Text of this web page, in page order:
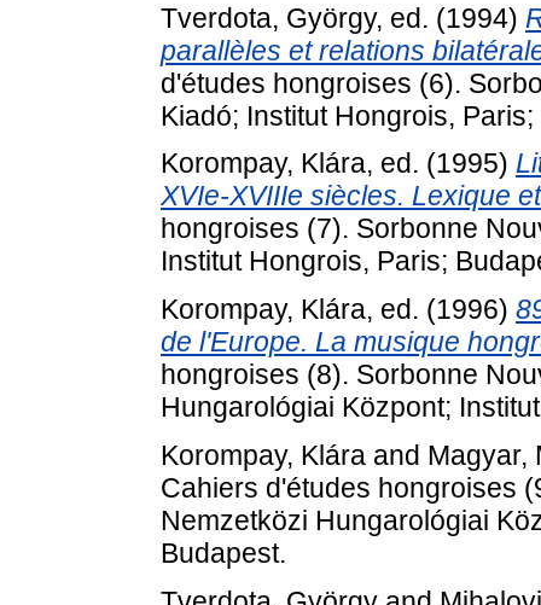
Tverdota, György, ed. (1994)
parallèles et relations
d'études hongroises (6).
Kiadó; Institut Hongrois,
Korompay, Klára, ed. (1995)
XVIe-XVIIIe siècles. Lexique
hongroises (7). Sorbonne
Institut Hongrois, Paris;
Korompay, Klára, ed. (1996)
de l'Europe. La musique
hongroises (8). Sorbonne
Hungarológiai Központ;
Korompay, Klára and Magyar,
Cahiers d'études hongroises
Nemzetközi Hungarológiai
Budapest.